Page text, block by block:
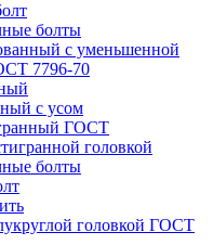
болты
с уменьшенной
7796-70
с усом
ГОСТ
головкой
болты
головкой ГОСТ